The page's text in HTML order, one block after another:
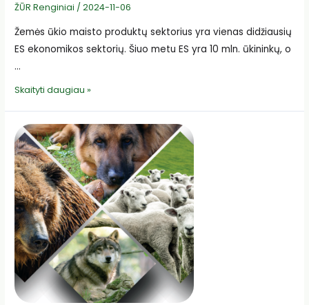
ŽŪR Renginiai /2024-11-06
Žemės ūkio maisto produktų sektorius yra vienas didžiausių
ES ekonomikos sektorių. Šiuo metu ES yra 10 mln. ūkininkų, o
…
Informavimo
priemones
svarba
Skaityti daugiau »